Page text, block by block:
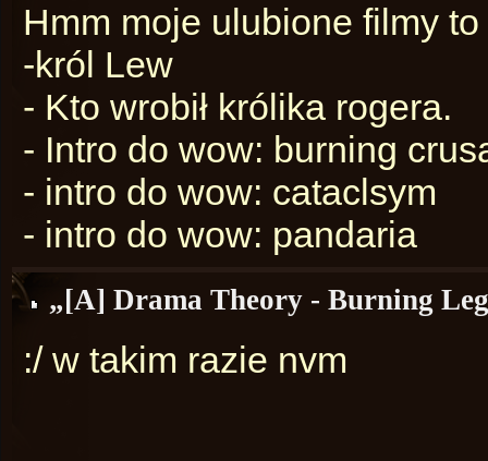
Hmm moje ulubione filmy
-król Lew
- Kto wrobił królika rogera.
- Intro do wow: burning
- intro do wow: cataclsym
- intro do wow: pandaria
„[A] Drama Theory - Burning
:/ w takim razie nvm